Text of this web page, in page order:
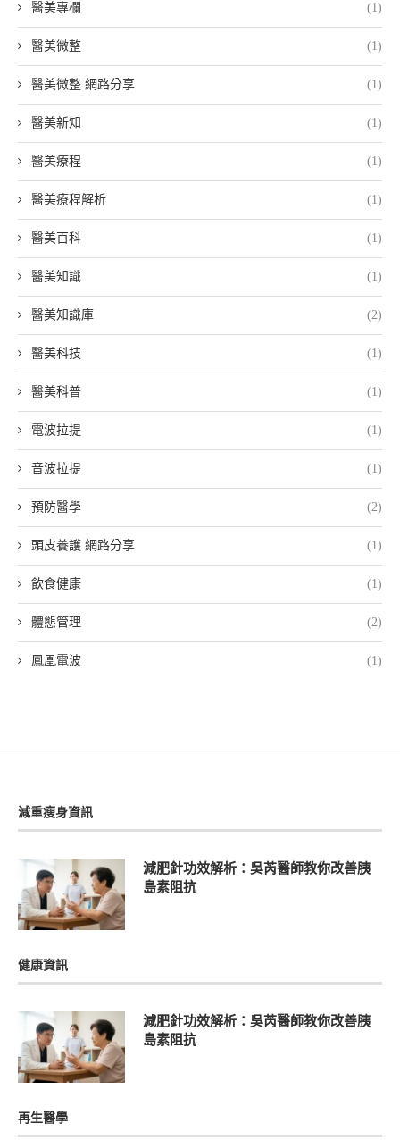
醫美專欄 (1)
醫美微整 (1)
醫美微整 網路分享 (1)
醫美新知 (1)
醫美療程 (1)
醫美療程解析 (1)
醫美百科 (1)
醫美知識 (1)
醫美知識庫 (2)
醫美科技 (1)
醫美科普 (1)
電波拉提 (1)
音波拉提 (1)
預防醫學 (2)
頭皮養護 網路分享 (1)
飲食健康 (1)
體態管理 (2)
鳳凰電波 (1)
減重瘦身資訊
減肥針功效解析：吳芮醫師教你改善胰
島素阻抗
健康資訊
減肥針功效解析：吳芮醫師教你改善胰
島素阻抗
再生醫學